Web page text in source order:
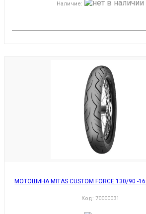
Наличие:
МОТОШИНА MITAS CUSTOM FORCE 130/90 -16
Код:70000031